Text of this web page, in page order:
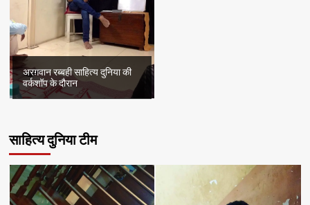
अरग़वान रब्बही साहित्य दुनिया की
वर्कशॉप के दौरान
साहित्य दुनिया टीम